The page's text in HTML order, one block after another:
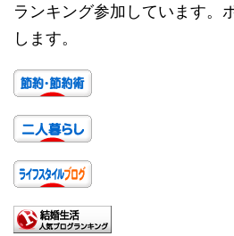
ランキング参加しています。
します。